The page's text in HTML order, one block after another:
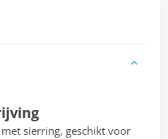
sierring, geschikt voor